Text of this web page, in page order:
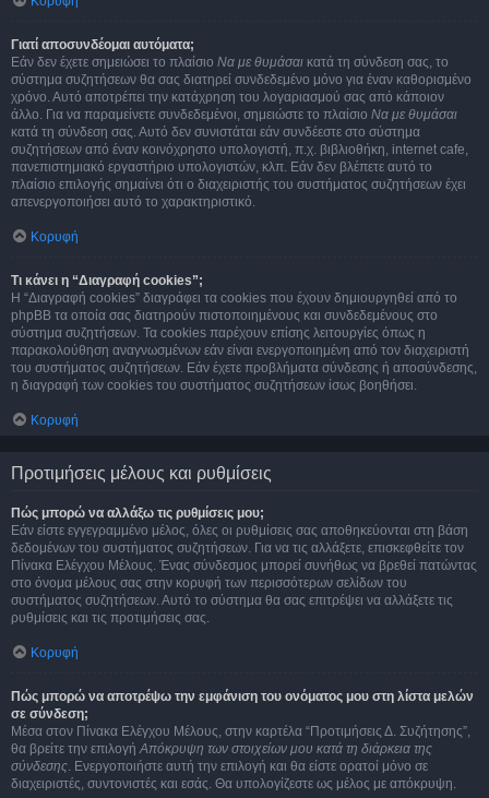
Γιατί αποσυνδέομαι αυτόματα;
Εάν δεν έχετε σημειώσει το πλαίσιο Να με θυμάσαι κατά τη σύνδεση σας, το
σύστημα συζητήσεων θα σας διατηρεί συνδεδεμένο μόνο για έναν καθορισμένο
χρόνο. Αυτό αποτρέπει την κατάχρηση του λογαριασμού σας από κάποιον
άλλο. Για να παραμείνετε συνδεδεμένοι, σημειώστε το πλαίσιο Να με θυμάσαι
κατά τη σύνδεση σας. Αυτό δεν συνιστάται εάν συνδέεστε στο σύστημα
συζητήσεων από έναν κοινόχρηστο υπολογιστή, π.χ. βιβλιοθήκη, internet cafe,
πανεπιστημιακό εργαστήριο υπολογιστών, κλπ. Εάν δεν βλέπετε αυτό το
πλαίσιο επιλογής σημαίνει ότι ο διαχειριστής του συστήματος συζητήσεων έχει
απενεργοποιήσει αυτό το χαρακτηριστικό.
Κορυφή
Τι κάνει η “Διαγραφή cookies”;
Η “Διαγραφή cookies” διαγράφει τα cookies που έχουν δημιουργηθεί από το
phpBB τα οποία σας διατηρούν πιστοποιημένους και συνδεδεμένους στο
σύστημα συζητήσεων. Τα cookies παρέχουν επίσης λειτουργίες όπως η
παρακολούθηση αναγνωσμένων εάν είναι ενεργοποιημένη από τον διαχειριστή
του συστήματος συζητήσεων. Εάν έχετε προβλήματα σύνδεσης ή αποσύνδεσης,
η διαγραφή των cookies του συστήματος συζητήσεων ίσως βοηθήσει.
Κορυφή
Προτιμήσεις μέλους και ρυθμίσεις
Πώς μπορώ να αλλάξω τις ρυθμίσεις μου;
Εάν είστε εγγεγραμμένο μέλος, όλες οι ρυθμίσεις σας αποθηκεύονται στη βάση
δεδομένων του συστήματος συζητήσεων. Για να τις αλλάξετε, επισκεφθείτε τον
Πίνακα Ελέγχου Μέλους. Ένας σύνδεσμος μπορεί συνήθως να βρεθεί πατώντας
στο όνομα μέλους σας στην κορυφή των περισσότερων σελίδων του
συστήματος συζητήσεων. Αυτό το σύστημα θα σας επιτρέψει να αλλάξετε τις
ρυθμίσεις και τις προτιμήσεις σας.
Κορυφή
Πώς μπορώ να αποτρέψω την εμφάνιση του ονόματος μου στη λίστα μελών
σε σύνδεση;
Μέσα στον Πίνακα Ελέγχου Μέλους, στην καρτέλα “Προτιμήσεις Δ. Συζήτησης”,
θα βρείτε την επιλογήΑπόκρυψη των στοιχείων μου κατά τη διάρκεια της
σύνδεσης. Ενεργοποιήστε αυτή την επιλογή και θα είστε ορατοί μόνο σε
διαχειριστές, συντονιστές και εσάς. Θα υπολογίζεστε ως μέλος με απόκρυψη.